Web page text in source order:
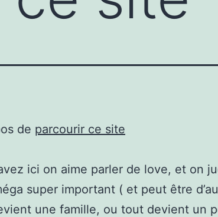
de parcourir ce site
ici on aime parler de love, et on
super important ( et peut être
une famille, ou tout devient un